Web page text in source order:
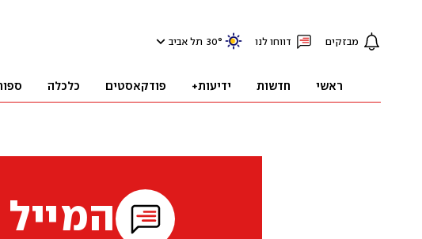
מבזקים דווחו לנו 30° תל אביב
ראשי חדשות ידיעות+ פודקאסטים כלכלה